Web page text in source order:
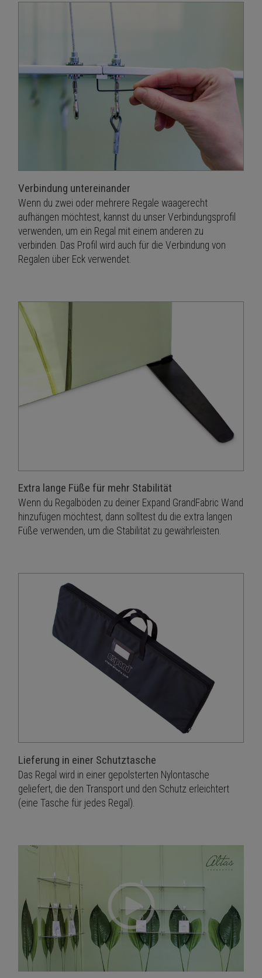
Verbindung untereinander
Wenn du zwei oder mehrere Regale waagerecht
aufhängen möchtest, kannst du unser Verbindungsprofil
verwenden, um ein Regal mit einem anderen zu
verbinden. Das Profil wird auch für die Verbindung von
Regalen über Eck verwendet.
Extra lange Füße für mehr Stabilität
Wenn du Regalböden zu deiner Expand GrandFabric Wand
hinzufügen möchtest, dann solltest du die extra langen
Füße verwenden, um die Stabilität zu gewährleisten.
Lieferung in einer Schutztasche
Das Regal wird in einer gepolsterten Nylontasche
geliefert, die den Transport und den Schutz erleichtert
(eine Tasche für jedes Regal).